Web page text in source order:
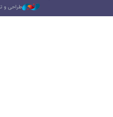
طراحی و